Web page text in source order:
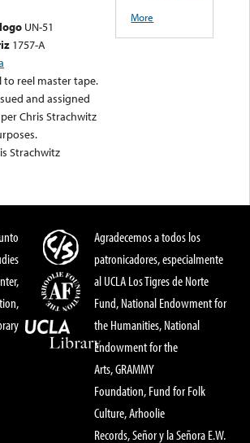
UN-51
1757-A
to reel master tape.
and assigned
Chris Strachwitz
Strachwitz
More
Agradecemos a todos los
patronicadores, especialmente
al UCLA Los Tigres de Norte
Fund, National Endowment for
the Humanities, National
Endowment for the
Arts, GRAMMY
Foundation, Fund for Folk
Culture, Arhoolie
Records, Señor y la Señora E.W.